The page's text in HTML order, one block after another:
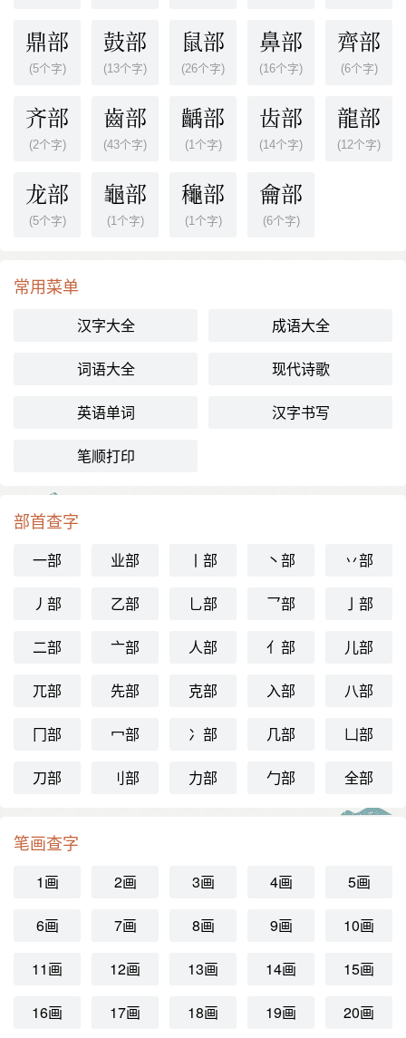
鼎部
(5个字)
鼓部
(13个字)
鼠部
(26个字)
鼻部
(16个字)
齊部
(6个字)
齐部
(2个字)
齒部
(43个字)
齲部
(1个字)
齿部
(14个字)
龍部
(12个字)
龙部
(5个字)
龜部
(1个字)
龝部
(1个字)
龠部
(6个字)
常用菜单
汉字大全 成语大全
词语大全 现代诗歌
英语单词 汉字书写
笔顺打印
部首查字
一部 业部 丨部 丶部 丷部
丿部 乙部 乚部 乛部 亅部
二部 亠部 人部 亻部 儿部
兀部 先部 克部 入部 八部
冂部 冖部 冫部 几部 凵部
刀部 刂部 力部 勹部 全部
笔画查字
1画 2画 3画 4画 5画
6画 7画 8画 9画 10画
11画 12画 13画 14画 15画
16画 17画 18画 19画 20画